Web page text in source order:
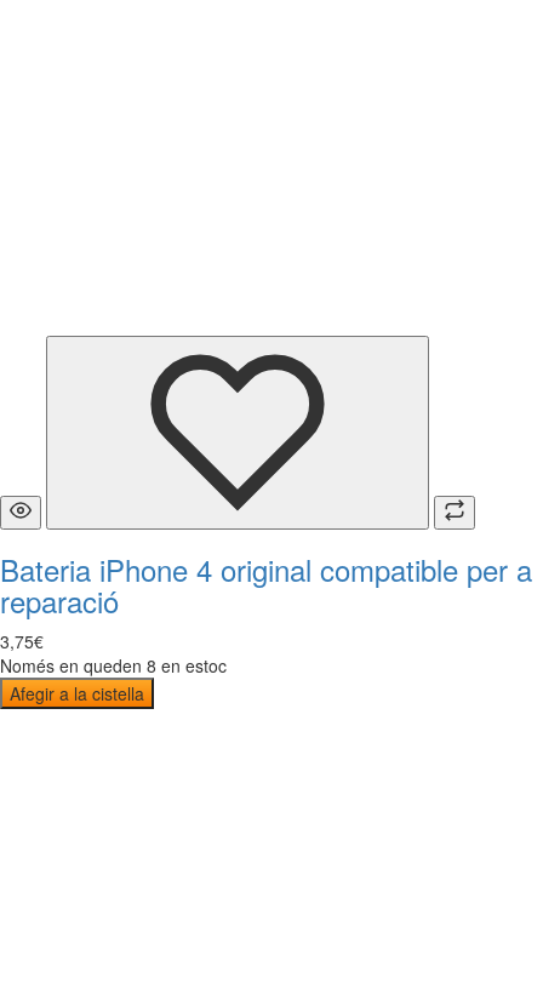
Bateria iPhone 4 original compatible per a
reparació
3,75€
Només en queden 8 en estoc
Afegir a la cistella